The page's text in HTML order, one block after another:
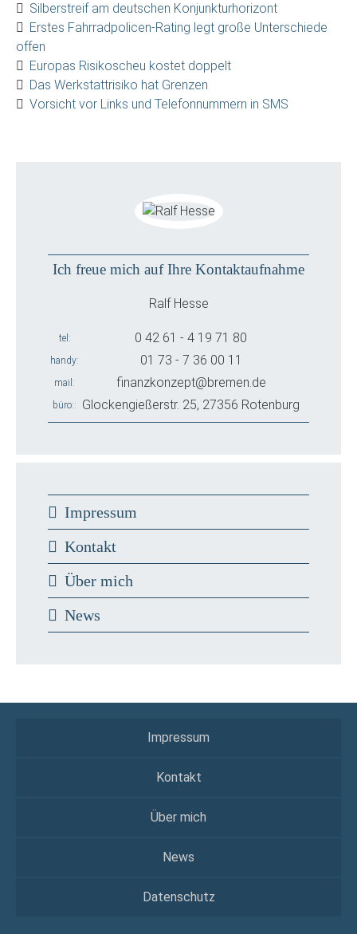
Silberstreif am deutschen Konjunkturhorizont
Erstes Fahrradpolicen-Rating legt große Unterschiede
offen
Europas Risikoscheu kostet doppelt
Das Werkstattrisiko hat Grenzen
Vorsicht vor Links und Telefonnummern in SMS
Ich freue mich auf Ihre Kontaktaufnahme
Ralf Hesse
tel 0 42 61 - 4 19 71 80
handy 01 73 - 7 36 00 11
mail finanzkonzept@bremen.de
büro: Glockengießerstr. 25, 27356 Rotenburg
Impressum
Kontakt
Über mich
News
Impressum
Kontakt
Über mich
News
Datenschutz